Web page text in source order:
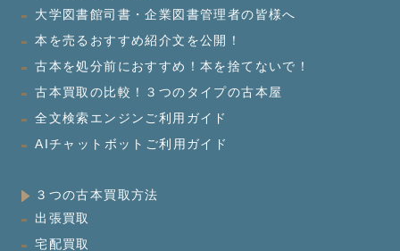
大学図書館司書・企業図書管理者の皆様へ
本を売るおすすめ紹介文を公開！
古本を処分前におすすめ！本を捨てないで！
古本買取の比較！３つのタイプの古本屋
全文検索エンジンご利用ガイド
AIチャットボットご利用ガイド
３つの古本買取方法
出張買取
宅配買取